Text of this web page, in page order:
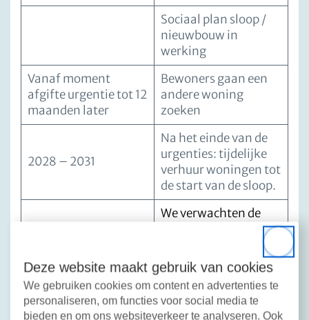
Close
Deze website maakt gebruik van cookies
We gebruiken cookies om content en advertenties te
personaliseren, om functies voor social media te
bieden en om ons websiteverkeer te analyseren. Ook
Sociaal plan sloop /
nieuwbouw in
werking
Vanaf moment
afgifte urgentie tot 12
maanden later
Bewoners gaan een
andere woning
zoeken
2028 – 2031
Na het einde van de
urgenties: tijdelijke
verhuur woningen tot
de start van de sloop.
We verwachten de
2030 / 2031 gereed te
hebben
Nieuwsbrieven